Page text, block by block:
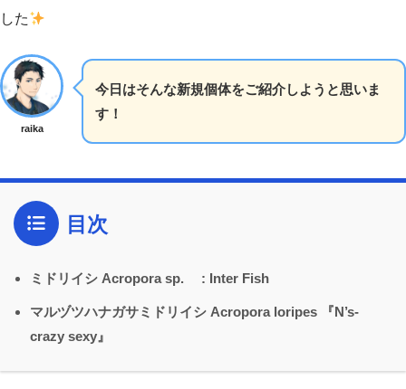
した
raika
今日はそんな新規個体をご紹介しようと思いま
す！
目次
ミドリイシ Acropora sp. : Inter Fish
マルヅツハナガサミドリイシ Acropora loripes 『N’s-
crazy sexy』